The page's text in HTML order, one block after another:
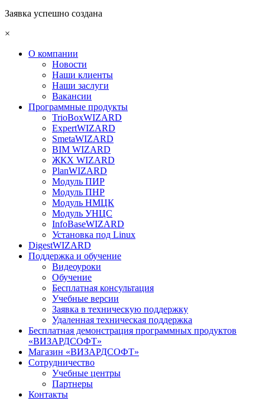
Заявка успешно создана
×
О компании
Новости
Наши клиенты
Наши заслуги
Вакансии
Программные продукты
TrioBoxWIZARD
ExpertWIZARD
SmetaWIZARD
BIM WIZARD
ЖКХ WIZARD
PlanWIZARD
Модуль ПИР
Модуль ПНР
Модуль НМЦК
Модуль УНЦС
InfoBaseWIZARD
Установка под Linux
DigestWIZARD
Поддержка и обучение
Видеоуроки
Обучение
Бесплатная консультация
Учебные версии
Заявка в техническую поддержку
Удаленная техническая поддержка
Бесплатная демонстрация программных продуктов
«ВИЗАРДСОФТ»
Магазин «ВИЗАРДСОФТ»
Сотрудничество
Учебные центры
Партнеры
Контакты